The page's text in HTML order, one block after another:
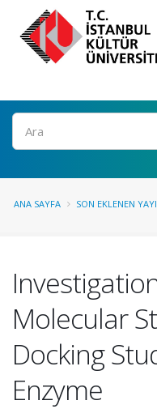
Ara
ANA SAYFA SON EKLENEN
Molecular
Docking
Enzyme